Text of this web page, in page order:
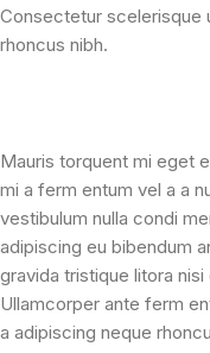
Consectetur scelerisque
rhoncus nibh.
Mauris torquent mi eget
mi a ferm entum vel a a
vestibulum nulla condi
adipiscing eu bibendum
gravida tristique litora
Ullamcorper ante ferm
a adipiscing neque